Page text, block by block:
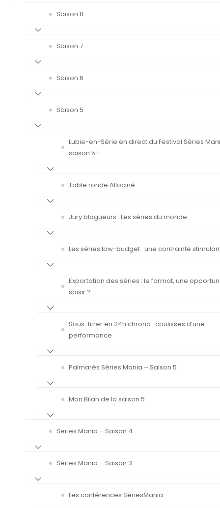
Saison 8
Saison 7
Saison 6
Saison 5
Lubie-en-Série en direct du Festival Séries
saison 5 !
Table ronde Allociné
Jury blogueurs : Les séries du monde
Les séries low-budget : une contrainte
Exportation des séries : le format, une
saisir ?
Sous-titrer en 24h chrono : coulisses d’une
performance
Palmarès Séries Mania – Saison 5
Mon Bilan de la saison 5
Series Mania – Saison 4
Séries Mania – Saison 3
Les conférences SériesMania